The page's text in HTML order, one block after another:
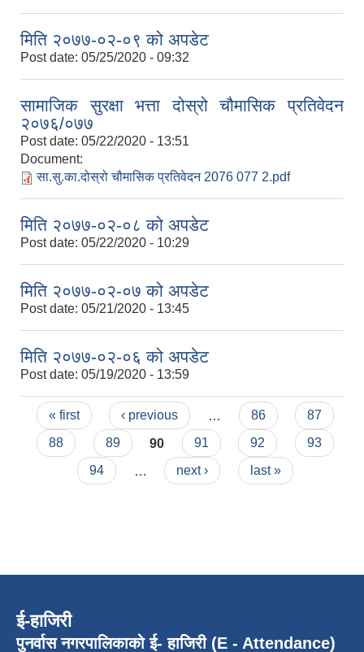
मिति २०७७-०२-०९ को अपडेट
Post date: 05/25/2020 - 09:32
सामाजिक सुरक्षा भत्ता दोस्रो चौमासिक प्रतिवेदन
२०७६/०७७
Post date: 05/22/2020 - 13:51
Document:
सा.सु.का.दोस्रो चौमासिक प्रतिवेदन 2076 077 2.pdf
मिति २०७७-०२-०८ को अपडेट
Post date: 05/22/2020 - 10:29
मिति २०७७-०२-०७ को अपडेट
Post date: 05/21/2020 - 13:45
मिति २०७७-०२-०६ को अपडेट
Post date: 05/19/2020 - 13:59
Pages
« first ‹ previous 86
87
88
89 90 91 92
93
94
next › last »
ई-हाजिरी
पुनर्वास नगरपालिकाको ई- हाजिरी (E - Attendance)